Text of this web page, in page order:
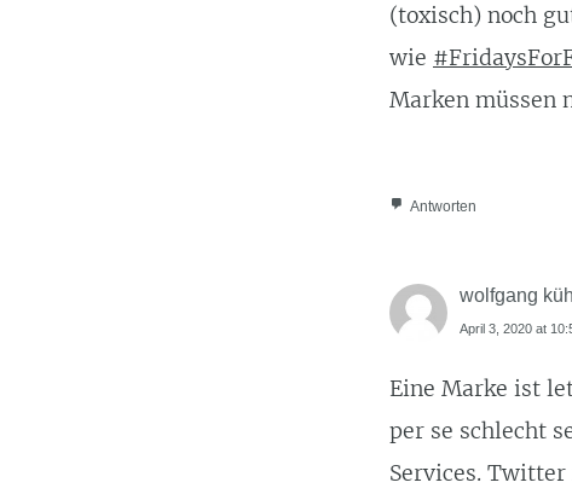
(toxisch) noch
wie
Marken müssen
Antworten
wolfgang
April 3, 2020 at
Eine Marke ist
per se schlecht
Services.